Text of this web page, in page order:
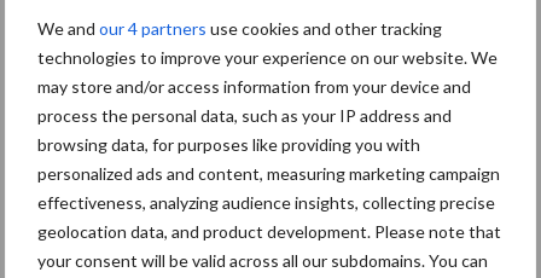
We and our 4 partners use cookies and other tracking
technologies to improve your experience on our website. We
may store and/or access information from your device and
process the personal data, such as your IP address and
browsing data, for purposes like providing you with
personalized ads and content, measuring marketing campaign
effectiveness, analyzing audience insights, collecting precise
geolocation data, and product development. Please note that
your consent will be valid across all our subdomains. You can
Auto-Guide ready, inclusief Datatronic 5 touchscreen terminal
voor het beheer van de tractor- en precisielandbouwfuncties.
2,55 m brede achterspatborden met verlengers
Meedraaiende voorspatborden (afhankelijk van de
bandenmaat)
Nieuwe standaard bandenmaten waaronder 650/65R42 WF –